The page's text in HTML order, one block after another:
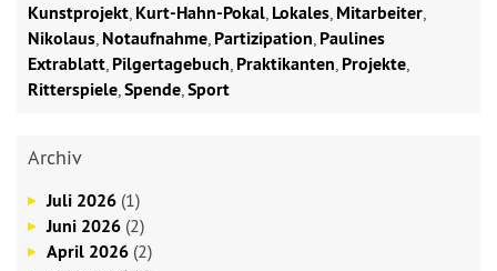
Kunstprojekt, Kurt-Hahn-Pokal, Lokales, Mitarbeiter,
Nikolaus, Notaufnahme, Partizipation, Paulines
Extrablatt, Pilgertagebuch, Praktikanten, Projekte,
Ritterspiele,Spende,Sport
Archiv
Juli 2026 (1)
Juni 2026 (2)
April 2026 (2)